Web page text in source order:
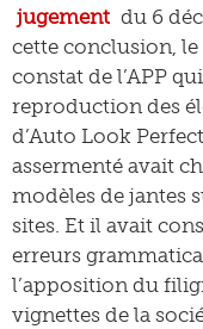
jugement du 6
cette conclusion, le
constat de l’APP
reproduction des
d’Auto Look
assermenté avait
modèles de jantes
sites. Et il avait
erreurs
l’apposition du
vignettes de la